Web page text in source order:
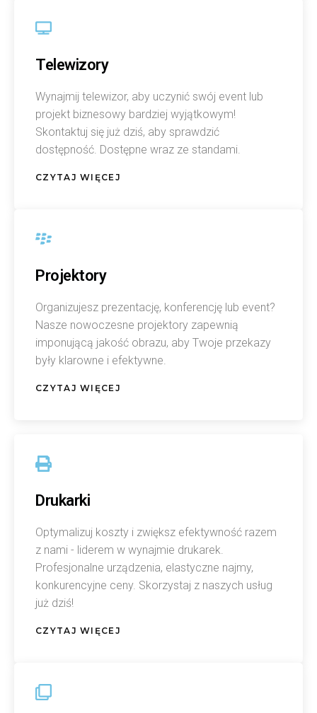
Telewizory
Wynajmij telewizor, aby uczynić swój event lub
projekt biznesowy bardziej wyjątkowym!
Skontaktuj się już dziś, aby sprawdzić
dostępność. Dostępne wraz ze standami.
CZYTAJ WIĘCEJ
Projektory
Organizujesz prezentację, konferencję lub event?
Nasze nowoczesne projektory zapewnią
imponującą jakość obrazu, aby Twoje przekazy
były klarowne i efektywne.
CZYTAJ WIĘCEJ
Drukarki
Optymalizuj koszty i zwiększ efektywność razem
z nami - liderem w wynajmie drukarek.
Profesjonalne urządzenia, elastyczne najmy,
konkurencyjne ceny. Skorzystaj z naszych usług
już dziś!
CZYTAJ WIĘCEJ